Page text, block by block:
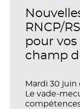
productivité
RNCP/
pour
champ
Mardi 30 juin
Le vade-